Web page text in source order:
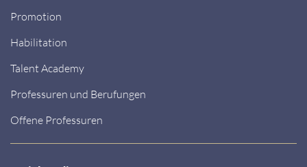
Promotion
Habilitation
Talent Academy
Professuren und Berufungen
Offene Professuren